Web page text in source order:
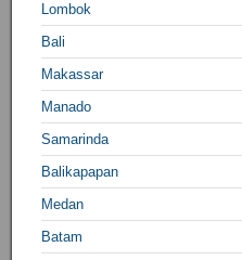
Lombok
Bali
Makassar
Manado
Samarinda
Balikapapan
Medan
Batam